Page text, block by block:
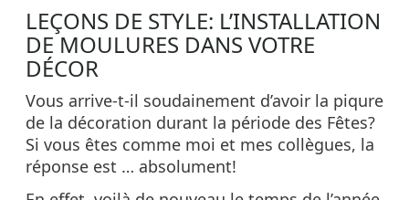
LEÇONS DE STYLE: L’INSTALLATION
DE MOULURES DANS VOTRE
DÉCOR
Vous arrive-t-il soudainement d’avoir la piqure
de la décoration durant la période des Fêtes?
Si vous êtes comme moi et mes collègues, la
réponse est … absolument!